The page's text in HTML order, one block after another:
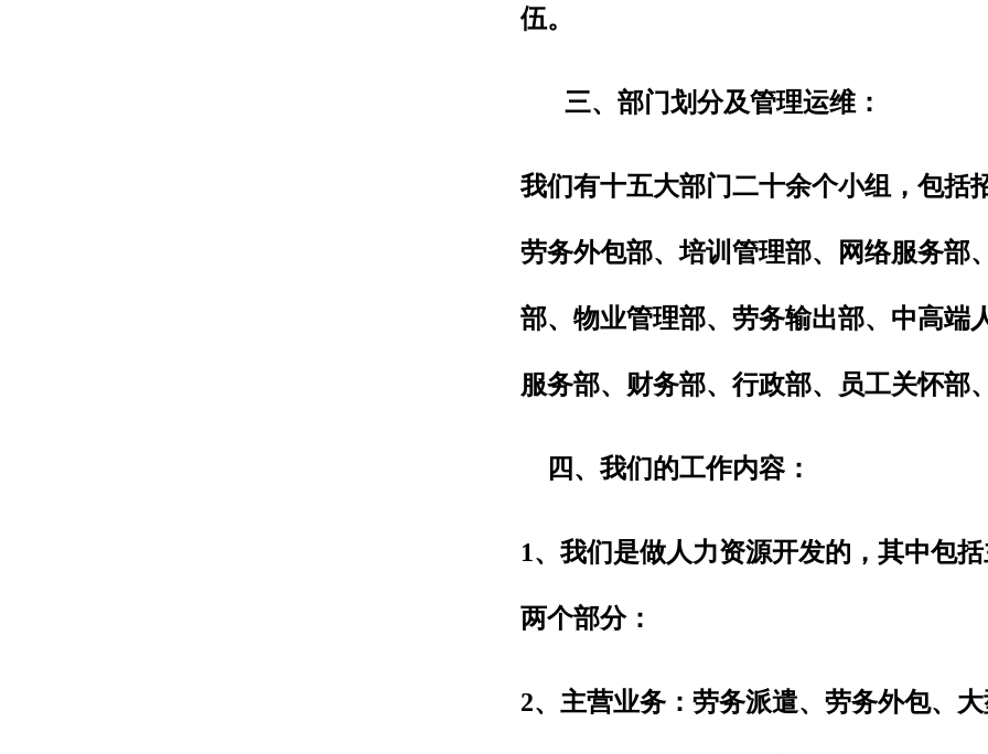
伍。
三、部门划分及管理运维：
我们有十五大部门二十余个小组，包括
劳务外包部、培训管理部、网络服务部
部、物业管理部、劳务输出部、中高端
服务部、财务部、行政部、员工关怀部
四、我们的工作内容：
1、我们是做人力资源开发的，其中包
两个部分：
2、主营业务：劳务派遣、劳务外包、